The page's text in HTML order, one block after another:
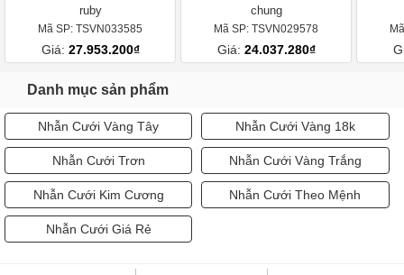
ruby
Mã SP: TSVN033585
Giá: 27.953.200₫
chung
Mã SP: TSVN029578
Giá: 24.037.280₫
Danh mục sản phẩm
Nhẫn Cưới Vàng Tây Nhẫn Cưới Vàng 18k
Nhẫn Cưới Trơn Nhẫn Cưới Vàng Trắng
Nhẫn Cưới Kim Cương Nhẫn Cưới Theo Mệnh
Nhẫn Cưới Giá Rẻ